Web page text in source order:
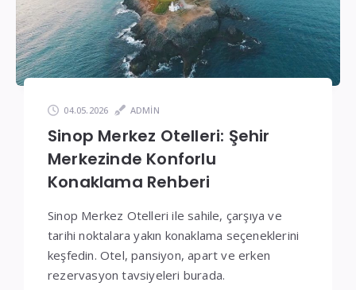
04.05.2026 ADMIN
Sinop Merkez Otelleri: Şehir
Merkezinde Konforlu
Konaklama Rehberi
Sinop Merkez Otelleri ile sahile, çarşıya ve
tarihi noktalara yakın konaklama seçeneklerini
keşfedin. Otel, pansiyon, apart ve erken
rezervasyon tavsiyeleri burada.